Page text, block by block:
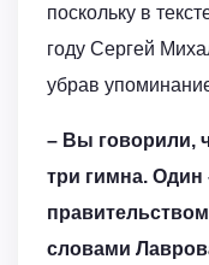
поскольку в
году Сергей
убрав
– Вы говорили,
три гимна.
словами